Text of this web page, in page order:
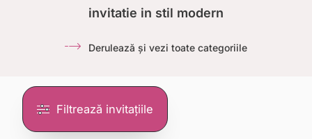
invitatie in stil modern
Derulează și vezi toate categoriile
Filtrează invitațiile